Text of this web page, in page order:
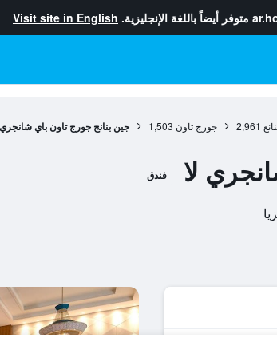
متوفر أيضاً باللغة الإنجليزية. Visit site in English
2,961 جورج تاون 1,503 جين بنانج جورج تاون باي
لا فندق